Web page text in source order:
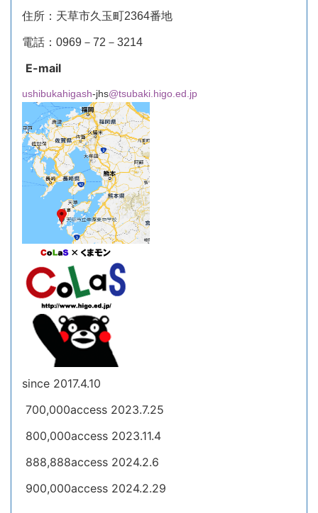
住所：天草市久玉町2364番地
電話：0969－72－3214
E-mail
ushibukahigash-jhs@tsubaki.higo.ed.jp
since 2017.4.10
700,000access 2023.7.25
800,000access 2023.11.4
888,888access 2024.2.6
900,000access 2024.2.29